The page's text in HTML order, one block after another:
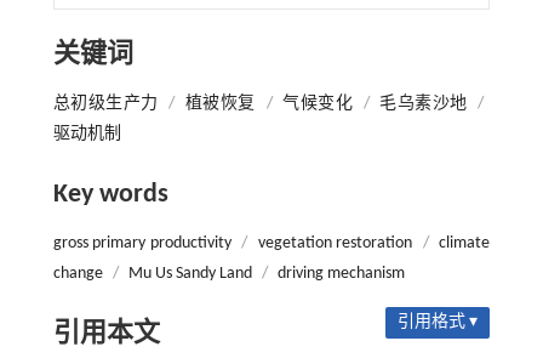
关键词
总初级生产力 / 植被恢复 / 气候变化 / 毛乌素沙地
/
驱动机制
Key words
gross primary productivity / vegetation restoration / climate
change / Mu Us Sandy Land / driving mechanism
引用本文 引用格式 ▾